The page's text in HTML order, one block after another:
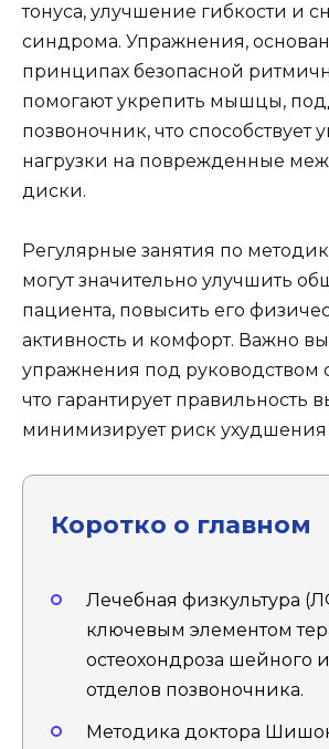
тонуса, улучшение гибкости и
синдрома. Упражнения,
принципах безопасной
помогают укрепить мышцы,
позвоночник, что
нагрузки на поврежденные
диски.
Регулярные занятия по
могут значительно улучшить
пациента, повысить его
активность и комфорт. Важно
упражнения под руководством
что гарантирует правильность
минимизирует риск ухудшения
Коротко о главном
Лечебная физкультура
ключевым элементом
остеохондроза шейного
отделов позвоночника.
Методика доктора